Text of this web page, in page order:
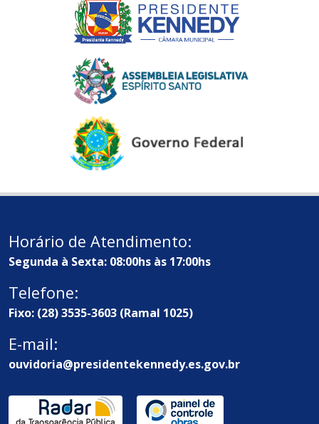
Horário de Atendimento:
Segunda à Sexta: 08:00hs às 17:00hs
Telefone:
Fixo: (28) 3535-3603 (Ramal 1025)
E-mail:
ouvidoria@presidentekennedy.es.gov.br